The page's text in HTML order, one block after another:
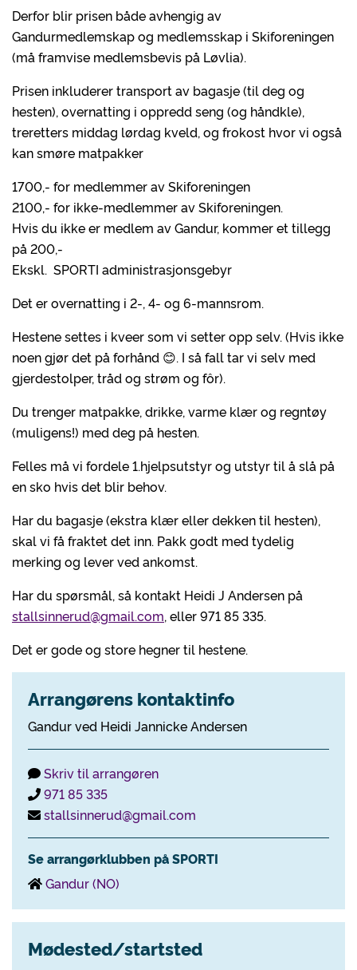
Derfor blir prisen både avhengig av
Gandurmedlemskap og medlemsskap i Skiforeningen
(må framvise medlemsbevis på Løvlia).
Prisen inkluderer transport av bagasje (til deg og
hesten), overnatting i oppredd seng (og håndkle),
treretters middag lørdag kveld, og frokost hvor vi også
kan smøre matpakker
1700,- for medlemmer av Skiforeningen
2100,- for ikke-medlemmer av Skiforeningen.
Hvis du ikke er medlem av Gandur, kommer et tillegg
på 200,-
Ekskl. SPORTI administrasjonsgebyr
Det er overnatting i 2-, 4- og 6-mannsrom.
Hestene settes i kveer som vi setter opp selv. (Hvis ikke
noen gjør det på forhånd 😊. I så fall tar vi selv med
gjerdestolper, tråd og strøm og fôr).
Du trenger matpakke, drikke, varme klær og regntøy
(muligens!) med deg på hesten.
Felles må vi fordele 1.hjelpsutstyr og utstyr til å slå på
en sko hvis det blir behov.
Har du bagasje (ekstra klær eller dekken til hesten),
skal vi få fraktet det inn. Pakk godt med tydelig
merking og lever ved ankomst.
Har du spørsmål, så kontakt Heidi J Andersen på
stallsinnerud@gmail.com, eller 971 85 335.
Det er gode og store hegner til hestene.
Arrangørens kontaktinfo
Gandur ved Heidi Jannicke Andersen
Skriv til arrangøren
971 85 335
stallsinnerud@gmail.com
Se arrangørklubben på SPORTI
Gandur (NO)
Mødested/startsted